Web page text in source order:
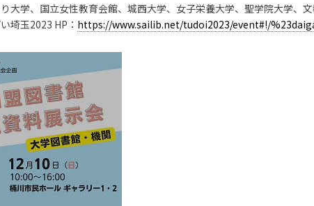
大学、国立女性教育会館、城西大学、女子栄養大学、聖学院大学、
埼玉2023 HP： https://www.sailib.net/tudoi2023/event#!/